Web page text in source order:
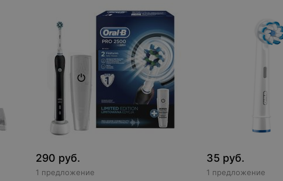
290 руб.
1 предложение
35 руб.
1 предложение